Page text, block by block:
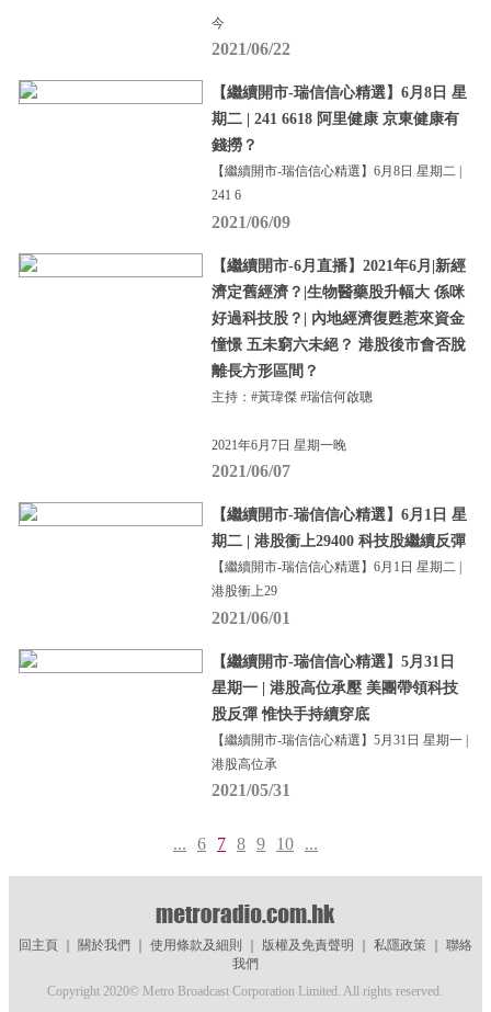
今
2021/06/22
【繼續開市-瑞信信心精選】6月8日 星
期二 | 241 6618 阿里健康 京東健康有
錢撈？
【繼續開市-瑞信信心精選】6月8日 星期二 |
241 6
2021/06/09
【繼續開市-6月直播】2021年6月|新經
濟定舊經濟？|生物醫藥股升幅大 係咪
好過科技股？| 內地經濟復甦惹來資金
憧憬 五未窮六未絕？ 港股後市會否脫
離長方形區間？
主持：#黃瑋傑 #瑞信何啟聰
2021年6月7日 星期一晚
2021/06/07
【繼續開市-瑞信信心精選】6月1日 星
期二 | 港股衝上29400 科技股繼續反彈
【繼續開市-瑞信信心精選】6月1日 星期二 |
港股衝上29
2021/06/01
【繼續開市-瑞信信心精選】5月31日
星期一 | 港股高位承壓 美團帶領科技
股反彈 惟快手持續穿底
【繼續開市-瑞信信心精選】5月31日 星期一 |
港股高位承
2021/05/31
... 6 7 8 9 10 ...
回主頁｜ 關於我們 使用條款及細則 版權及免責聲明 私隱政策｜ 聯絡
我們
Copyright 2020© Metro Broadcast Corporation Limited. All rights reserved.